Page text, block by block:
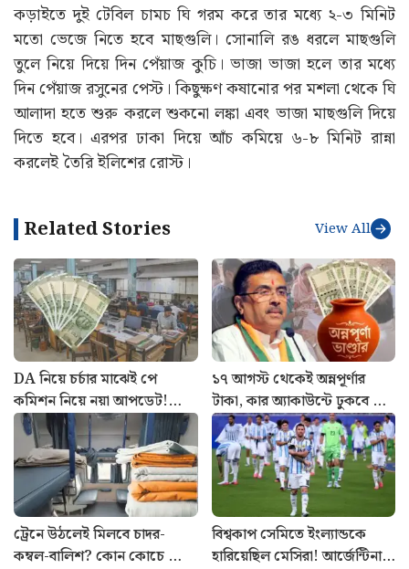
কড়াইতে দুই টেবিল চামচ ঘি গরম করে তার মধ্যে ২-৩ মিনিট
মতো ভেজে নিতে হবে মাছগুলি। সোনালি রঙ ধরলে মাছগুলি
তুলে নিয়ে দিয়ে দিন পেঁয়াজ কুচি। ভাজা ভাজা হলে তার মধ্যে
দিন পেঁয়াজ রসুনের পেস্ট। কিছুক্ষণ কষানোর পর মশলা থেকে ঘি
আলাদা হতে শুরু করলে শুকনো লঙ্কা এবং ভাজা মাছগুলি দিয়ে
দিতে হবে। এরপর ঢাকা দিয়ে আঁচ কমিয়ে ৬-৮ মিনিট রান্না
করলেই তৈরি ইলিশের রোস্ট।
Related Stories View All
DA নিয়ে চর্চার মাঝেই পে
কমিশন নিয়ে নয়া আপডেট!
সরকারি কর্মীদের জন্য বড় খবর
১৭ আগস্ট থেকেই অন্নপূর্ণার
টাকা, কার অ্যাকাউন্টে ঢুকবে ৩
হাজার? জানালেন শুভেন্দু
ট্রেনে উঠলেই মিলবে চাদর-
কম্বল-বালিশ? কোন কোচে ফ্রি,
বিশ্বকাপ সেমিতে ইংল্যান্ডকে
হারিয়েছিল মেসিরা! আর্জেন্টিনায়